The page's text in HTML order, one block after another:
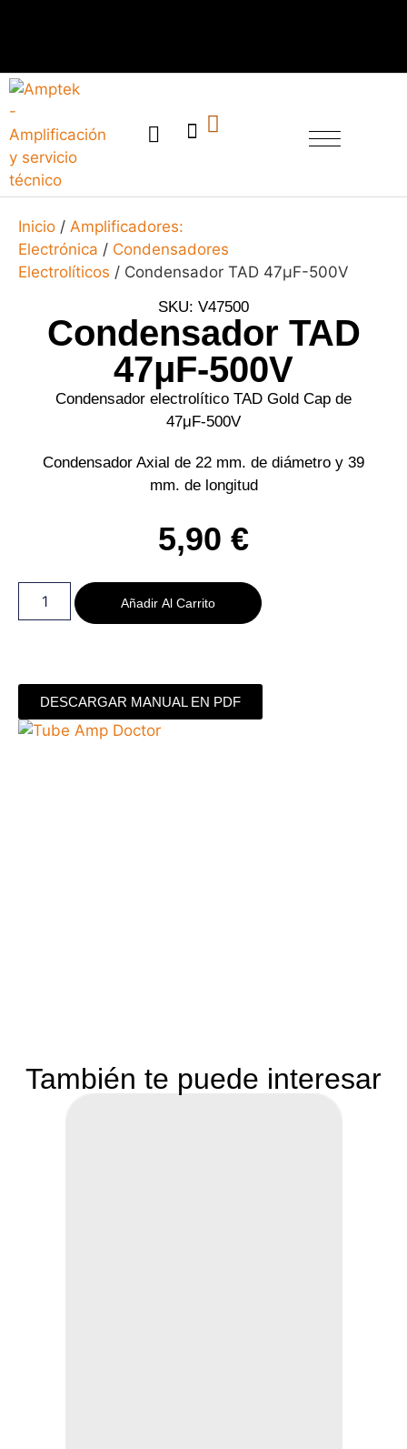
Inicio / Amplificadores:
Electrónica / Condensadores
Electrolíticos / Condensador TAD 47μF-500V
SKU: V47500
Condensador TAD
47μF-500V
Condensador electrolítico TAD Gold Cap de
47μF-500V
Condensador Axial de 22 mm. de diámetro y 39
mm. de longitud
5,90 €
Añadir Al Carrito
DESCARGAR MANUAL EN PDF
También te puede interesar